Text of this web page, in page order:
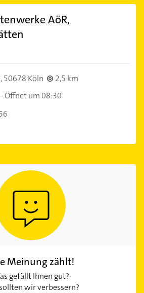
AöR,
50678 Köln
2,5 km
Öffnet um 08:30
Meinung zählt!
gefällt Ihnen gut?
wir verbessern?